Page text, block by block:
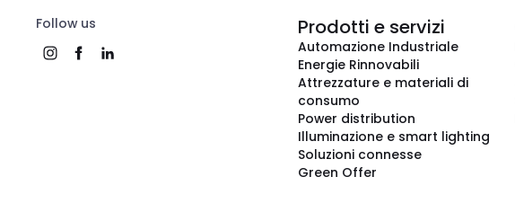
Follow us Prodotti e servizi
Automazione Industriale
Energie Rinnovabili
Attrezzature e materiali di
consumo
Power distribution
Illuminazione e smart lighting
Soluzioni connesse
Green Offer